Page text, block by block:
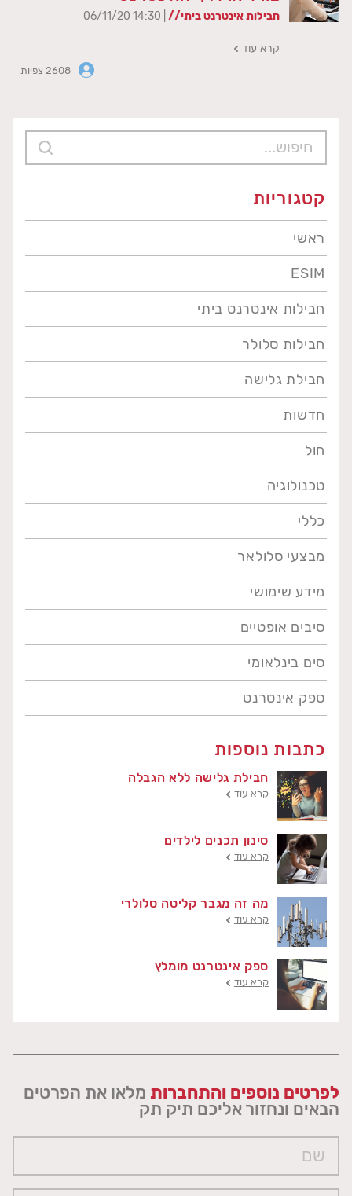
חבילות אינטרנט ביתי//
קרא עוד
קטגוריות
ראשי
ESIM
חבילות אינטרנט ביתי
חבילות סלולר
חבילת גלישה
חדשות
חול
טכנולוגיה
כללי
מבצעי סלולאר
מידע שימושי
סיבים אופטיים
סים בינלאומי
ספק אינטרנט
כתבות נוספות
חבילת גלישה ללא הגבלה
קרא עוד
סינון תכנים לילדים
קרא עוד
מה זה מגבר קליטה סלולרי
קרא עוד
ספק אינטרנט מומלץ
קרא עוד
לפרטים נוספים והתחברות מלאו את הפרטים
הבאים ונחזור אליכם תיק תק